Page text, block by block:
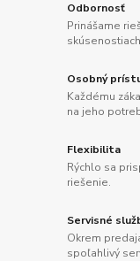
Odbornosť
Prinášame
Osobný
Každému
na jeho
Flexibilita
Rýchlo sa
riešenie.
Servisné
Okrem
spoľahlivý